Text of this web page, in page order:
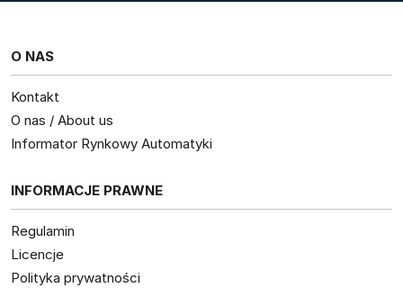
O NAS
Kontakt
O nas / About us
Informator Rynkowy Automatyki
INFORMACJE PRAWNE
Regulamin
Licencje
Polityka prywatności